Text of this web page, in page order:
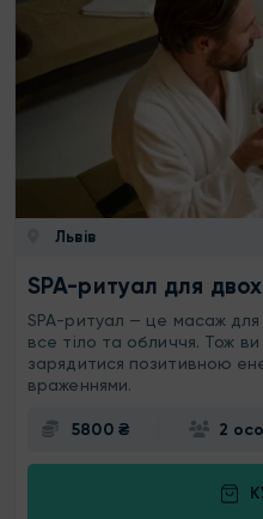
Львів
SPA-ритуал для двох
SPA-ритуал — це масаж для
все тіло та обличчя. Тож ви
зарядитися позитивною
враженнями.
5800 ₴ 2